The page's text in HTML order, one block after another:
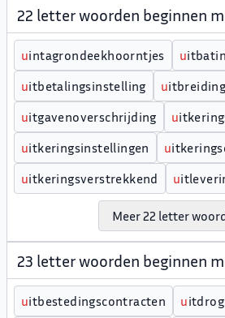
22 letter woorden beginnen
uintagrondeekhoorntjes u
uitbetalingsinstelling u
uitgavenoverschrijding u
uitkeringsinstellingen u
uitkeringsverstrekkend u
Meer 22 letter
23 letter woorden beginnen
uitbestedingscontracten u